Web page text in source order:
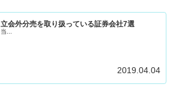
立会外分売を取り扱っている証券会社7選
当...
2019.04.04